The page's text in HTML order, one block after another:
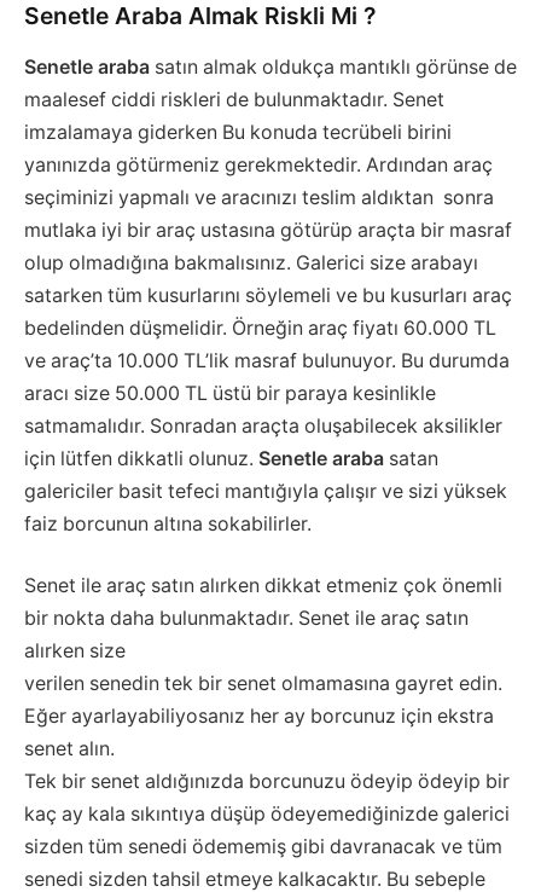
Senetle Araba Almak Riskli Mi ?
Senetle araba satın almak oldukça mantıklı görünse de
maalesef ciddi riskleri de bulunmaktadır. Senet
imzalamaya giderken Bu konuda tecrübeli birini
yanınızda götürmeniz gerekmektedir. Ardından araç
seçiminizi yapmalı ve aracınızı teslim aldıktan sonra
mutlaka iyi bir araç ustasına götürüp araçta bir masraf
olup olmadığına bakmalısınız. Galerici size arabayı
satarken tüm kusurlarını söylemeli ve bu kusurları araç
bedelinden düşmelidir. Örneğin araç fiyatı 60.000 TL
ve araç’ta 10.000 TL’lik masraf bulunuyor. Bu durumda
aracı size 50.000 TL üstü bir paraya kesinlikle
satmamalıdır. Sonradan araçta oluşabilecek aksilikler
için lütfen dikkatli olunuz. Senetle araba satan
galericiler basit tefeci mantığıyla çalışır ve sizi yüksek
faiz borcunun altına sokabilirler.
Senet ile araç satın alırken dikkat etmeniz çok önemli
bir nokta daha bulunmaktadır. Senet ile araç satın
alırken size
verilen senedin tek bir senet olmamasına gayret edin.
Eğer ayarlayabiliyosanız her ay borcunuz için ekstra
senet alın.
Tek bir senet aldığınızda borcunuzu ödeyip ödeyip bir
kaç ay kala sıkıntıya düşüp ödeyemediğinizde galerici
sizden tüm senedi ödememiş gibi davranacak ve tüm
senedi sizden tahsil etmeye kalkacaktır. Bu sebeple